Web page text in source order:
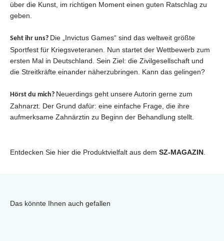
über die Kunst, im richtigen Moment einen guten Ratschlag zu
geben.
Seht ihr uns? Die „Invictus Games“ sind das weltweit größte
Sportfest für Kriegsveteranen. Nun startet der Wettbewerb zum
ersten Mal in Deutschland. Sein Ziel: die Zivilgesellschaft und
die Streitkräfte einander näherzubringen. Kann das gelingen?
Hörst du mich? Neuerdings geht unsere Autorin gerne zum
Zahnarzt. Der Grund dafür: eine einfache Frage, die ihre
aufmerksame Zahnärztin zu Beginn der Behandlung stellt.
Entdecken Sie hier die Produktvielfalt aus dem SZ-MAGAZIN.
Das könnte Ihnen auch gefallen